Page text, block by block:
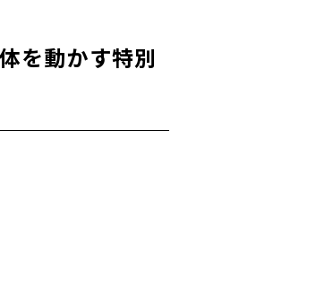
を動かす特別